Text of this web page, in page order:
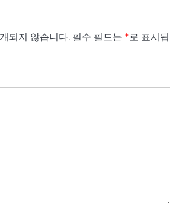
되지 않습니다. 필수 필드는 *로 표시됩